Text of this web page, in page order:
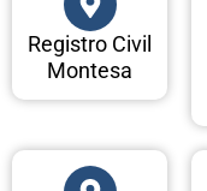
Registro Civil
Montesa